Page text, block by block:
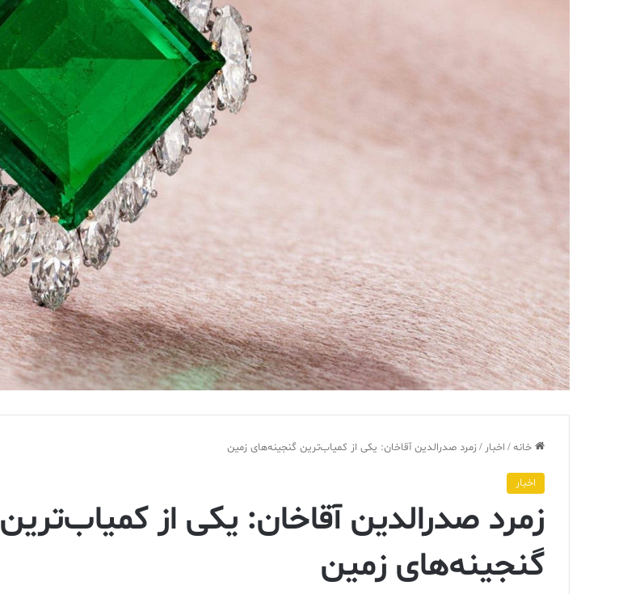
خانه/ اخبار / زمرد صدرالدین آقاخان: یکی از کمیاب‌ترین گنجینه‌های زمین
اخبار
زمرد صدرالدین آقاخان: یکی از کمیاب‌ترین
گنجینه‌های زمین